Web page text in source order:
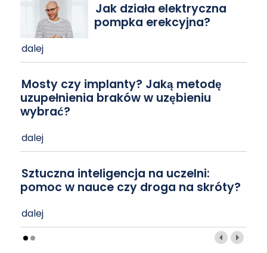
Jak działa elektryczna
pompka erekcyjna?
dalej
Mosty czy implanty? Jaką metodę
uzupełnienia braków w uzębieniu
wybrać?
dalej
Sztuczna inteligencja na uczelni:
pomoc w nauce czy droga na skróty?
dalej